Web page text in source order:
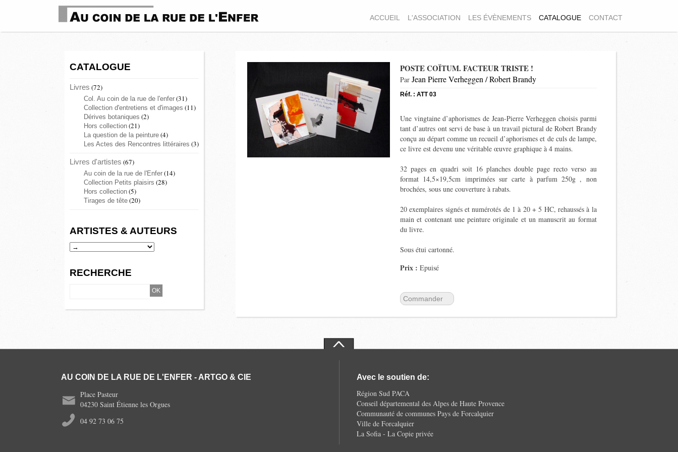
ACCUEIL L'ASSOCIATION LES ÉVÈNEMENTS CATALOGUE CONTACT
CATALOGUE
Livres (72)
Col. Au coin de la rue de l'enfer (31)
Collection d'entretiens et d'images (11)
Dérives botaniques (2)
Hors collection (21)
La question de la peinture (4)
Les Actes des Rencontres littéraires (3)
Livres d'artistes (67)
Au coin de la rue de l'Enfer (14)
Collection Petits plaisirs (28)
Hors collection (5)
Tirages de tête (20)
ARTISTES & AUTEURS
RECHERCHE
POSTE COÏTUM. FACTEUR TRISTE !
Par Jean Pierre Verheggen / Robert Brandy
Réf. : ATT 03
Une vingtaine d’aphorismes de Jean-Pierre Verheggen choisis parmi
tant d’autres ont servi de base à un travail pictural de Robert Brandy
conçu au départ comme un recueil d’aphorismes et de culs de lampe,
ce livre est devenu une véritable œuvre graphique à 4 mains.
32 pages en quadri soit 16 planches double page recto verso au
format 14,5×19,5cm imprimées surcarte à parfum250g , non
brochées, sous une couverture à rabats.
20 exemplaires signés et numérotés de 1 à 20 +5 HC, rehaussés à la
main et contenant une peinture originale et un manuscrit au format
du livre.
Sous étui cartonné.
Prix :Epuisé
Commander
AU COIN DE LA RUE DE L'ENFER - ARTGO & CIE
Place Pasteur
04230 Saint Étienne les Orgues
04 92 73 06 75
Avec le soutien de:
Région Sud PACA
Conseil départemental des Alpes de Haute Provence
Communauté de communes Pays de Forcalquier
Ville de Forcalquier
La Sofia - La Copie privée